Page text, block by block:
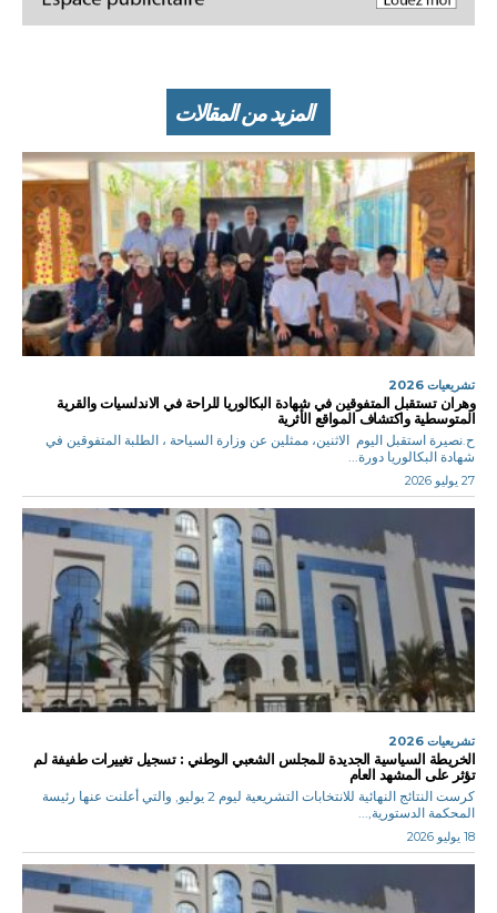
المزيد من المقالات
تشريعيات 2026
وهران تستقبل المتفوقين في شهادة البكالوريا للراحة في الاندلسيات والقرية
المتوسطية واكتشاف المواقع الأثرية
ح.نصيرة استقبل اليوم الاثنين، ممثلين عن وزارة السياحة ، الطلبة المتفوقين في
شهادة البكالوريا دورة...
27 يوليو 2026
تشريعيات 2026
الخريطة السياسية الجديدة للمجلس الشعبي الوطني : تسجيل تغييرات طفيفة لم
تؤثر على المشهد العام
كرست النتائج النهائية للانتخابات التشريعية ليوم 2 يوليو, والتي أعلنت عنها رئيسة
المحكمة الدستورية,...
18 يوليو 2026